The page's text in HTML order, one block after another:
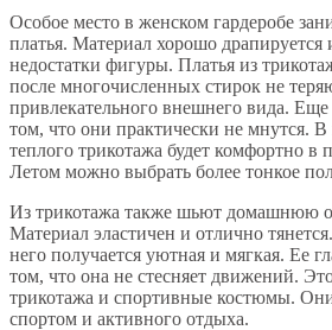
Особое место в женском гардеробе
платья. Материал хорошо драпируется
недостатки фигуры. Платья из
после многочисленных стирок не
привлекательного внешнего вида.
том, что они практически не мнутся. В
теплого трикотажа будет комфортно в
Летом можно выбрать более тонкое
Из трикотажа также шьют домашнюю
Материал эластичен и отлично
него получается уютная и мягкая. Ее
том, что она не стесняет движений.
трикотажа и спортивные костюмы.
спортом и активного отдыха.